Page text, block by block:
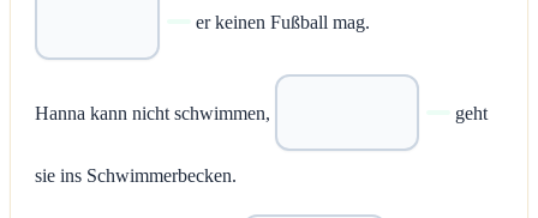
er keinen Fußball mag.
Hanna kann nicht schwimmen, geht
sie ins Schwimmerbecken.